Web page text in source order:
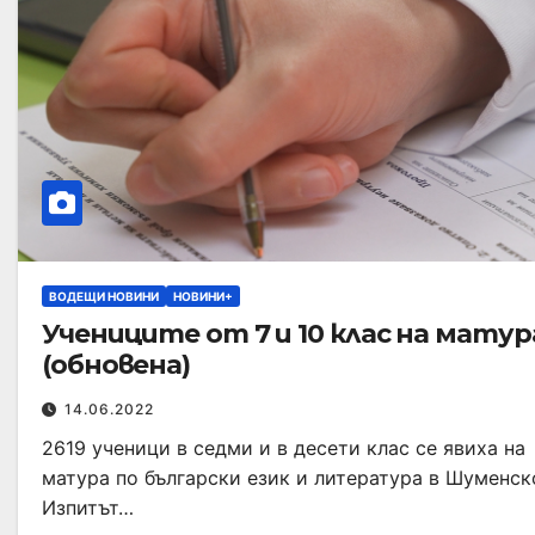
ВОДЕЩИ НОВИНИ НОВИНИ+
Учениците от 7 и 10 клас на
(обновена)
14.06.2022
2619 ученици в седми и в десети клас се явиха на
матура по български език и литература в
Изпитът…